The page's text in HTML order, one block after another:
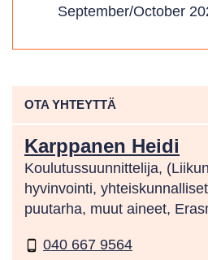
September/October
OTA YHTEYTTÄ
Karppanen Heidi
Koulutussuunnittelija,
hyvinvointi,
puutarha, muut aineet,
phone_android 040 667 9564